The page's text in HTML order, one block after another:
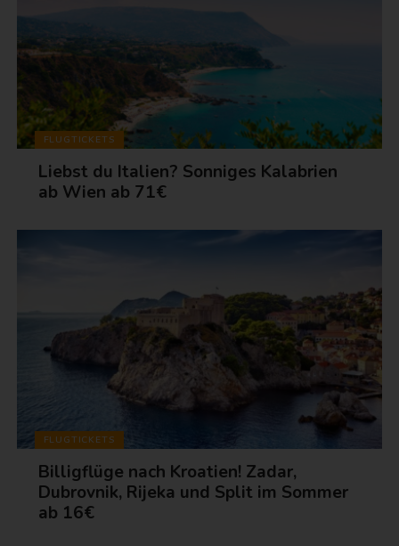
FLUGTICKETS
Liebst du Italien? Sonniges Kalabrien
ab Wien ab 71€
FLUGTICKETS
Billigflüge nach Kroatien! Zadar,
Dubrovnik, Rijeka und Split im Sommer
ab 16€